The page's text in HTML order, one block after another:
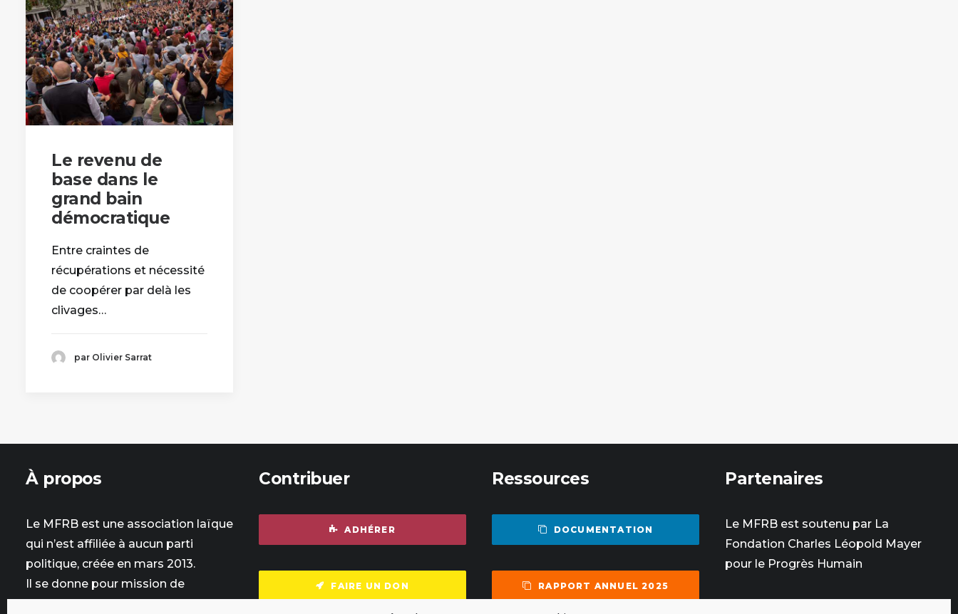
Le revenu de
base dans le
grand bain
démocratique
Entre craintes de
récupérations et nécessité
de coopérer par delà les
clivages…
par Olivier Sarrat
À propos
Le MFRB est une association laïque
qui n’est affiliée à aucun parti
politique, créée en mars 2013.
Il se donne pour mission de
promouvoir le revenu de base
Contribuer
ADHÉRER
FAIRE UN DON
Ressources
DOCUMENTATION
RAPPORT ANNUEL 2025
Partenaires
Le MFRB est soutenu par La
Fondation Charles Léopold Mayer
pour le Progrès Humain